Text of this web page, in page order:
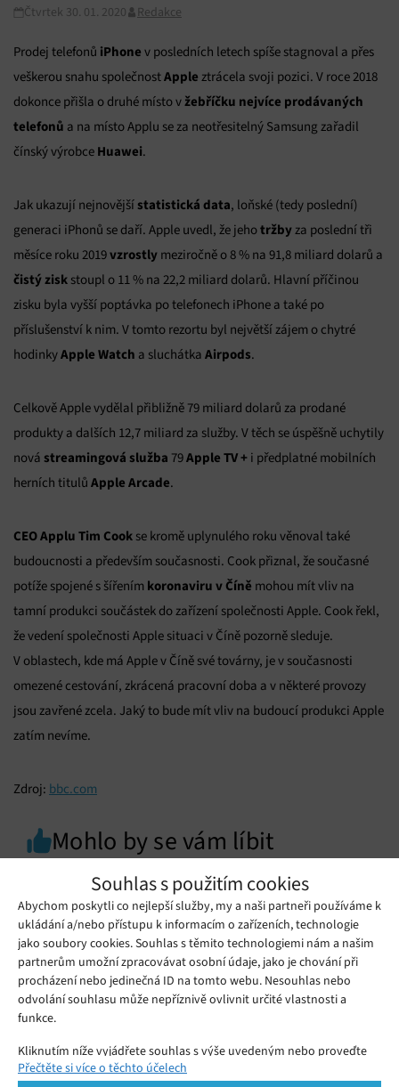
Souhlas s použitím cookies
Abychom poskytli co nejlepší služby, my a naši partneři používáme k
ukládání a/nebo přístupu k informacím o zařízeních, technologie
jako soubory cookies. Souhlas s těmito technologiemi nám a našim
partnerům umožní zpracovávat osobní údaje, jako je chování při
procházení nebo jedinečná ID na tomto webu. Nesouhlas nebo
odvolání souhlasu může nepříznivě ovlivnit určité vlastnosti a
funkce.
Kliknutím níže vyjádřete souhlas s výše uvedeným nebo proveďte
podrobnější rozhodnutí. Vaše volby budou použity pouze na tomto
Přečtěte si více o těchto účelech
Čtvrtek 30. 01. 2020 Redakce
Prodej telefonů iPhone v posledních letech spíše stagnoval a přes
veškerou snahu společnostApple ztrácela svoji pozici. V roce 2018
dokonce přišla o druhé místo vžebříčku nejvíce prodávaných
telefonů a na místo Applu se za neotřesitelný Samsung zařadil
čínský výrobce Huawei.
Jak ukazují nejnovější statistická data, loňské (tedy poslední)
generaci iPhonů se daří. Apple uvedl, že jehotržbyza poslední tři
měsíce roku 2019vzrostly meziročně o 8 % na 91,8 miliard dolarů a
čistý zisk stoupl o 11 % na 22,2 miliard dolarů. Hlavní příčinou
zisku byla vyšší poptávka po telefonech iPhone a také po
příslušenství k nim. V tomto rezortu byl největší zájem o chytré
hodinkyApple Watch a sluchátka Airpods.
Celkově Apple vydělal přibližně 79 miliard dolarů za prodané
produkty a dalších 12,7 miliard za služby. V těch se úspěšně uchytily
nová streamingová služba 79Apple TV + i předplatné mobilních
herních titulů Apple Arcade.
CEO Applu Tim Cook se kromě uplynulého roku věnoval také
budoucnosti a především současnosti. Cook přiznal, že současné
potíže spojené s šířením koronaviru v Číně mohou mít vliv na
tamní produkci součástek do zařízení společnosti Apple. Cook řekl,
že vedení společnosti Apple situaci v Číně pozorně sleduje.
V oblastech, kde má Apple v Číně své továrny, je v současnosti
omezené cestování, zkrácená pracovní doba a v některé provozy
jsou zavřené zcela. Jaký to bude mít vliv na budoucí produkci Apple
zatím nevíme.
Zdroj: bbc.com
Mohlo by se vám líbit